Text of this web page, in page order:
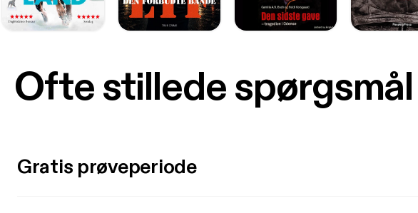
Ofte stillede spørgsmål
Gratis prøveperiode